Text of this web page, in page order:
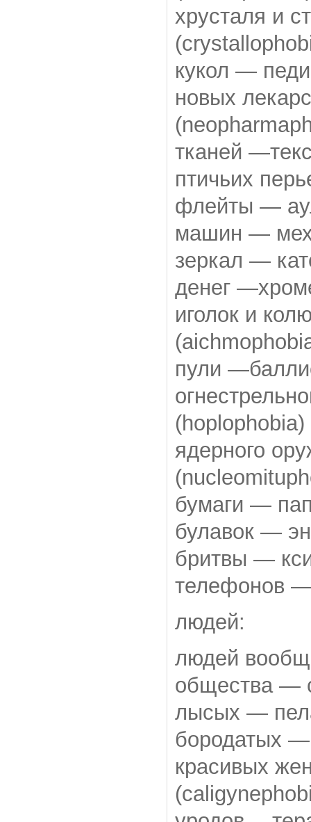
хрусталя и
кукол —
новых
тканей
птичьих
флейты —
машин —
зеркал —
денег
иголок и
пули
(hoplophobia)
ядерного
бумаги —
булавок —
бритвы —
телефонов
людей:
людей
общества —
лысых —
бородатых —
красивых